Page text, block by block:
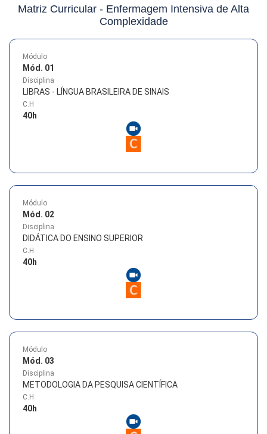
Matriz Curricular - Enfermagem Intensiva de Alta
Complexidade
Módulo
Mód. 01
Disciplina
LIBRAS - LÍNGUA BRASILEIRA DE SINAIS
C.H
40h
Módulo
Mód. 02
Disciplina
DIDÁTICA DO ENSINO SUPERIOR
C.H
40h
Módulo
Mód. 03
Disciplina
METODOLOGIA DA PESQUISA CIENTÍFICA
C.H
40h